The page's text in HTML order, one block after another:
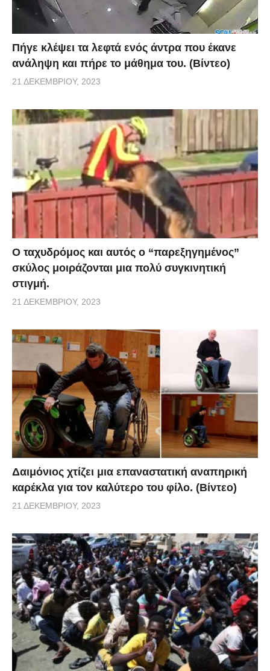
Πήγε κλέψει τα λεφτά ενός άντρα που έκανε
ανάληψη και πήρε το μάθημα του. (Βίντεο)
21 ΔΕΚΕΜΒΡΊΟΥ, 2023
Ο ταχυδρόμος και αυτός ο “παρεξηγημένος”
σκύλος μοιράζονται μια πολύ συγκινητική
στιγμή.
21 ΔΕΚΕΜΒΡΊΟΥ, 2023
Δαιμόνιος χτίζει μια επαναστατική αναπηρική
καρέκλα για τον καλύτερο του φίλο. (Βίντεο)
21 ΔΕΚΕΜΒΡΊΟΥ, 2023